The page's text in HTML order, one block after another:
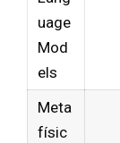
uage
Mod
els
Meta
físic